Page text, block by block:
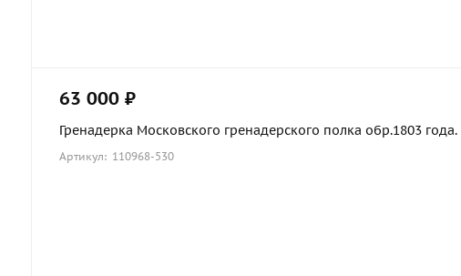
63 000 ₽
Гренадерка Московского гренадерского полка обр.1803 года.
Артикул: 110968-530